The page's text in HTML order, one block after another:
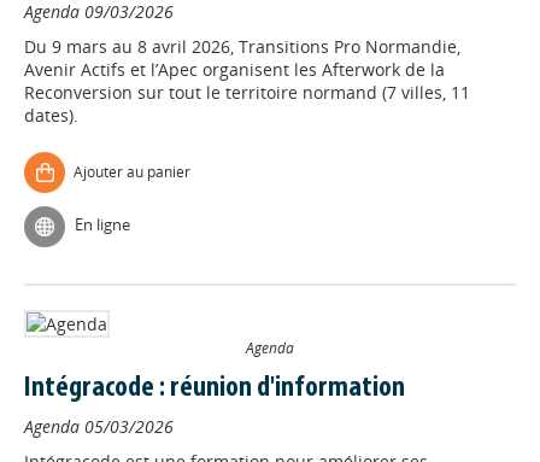
Agenda 09/03/2026
Du 9 mars au 8 avril 2026, Transitions Pro Normandie,
Avenir Actifs et l’Apec organisent les Afterwork de la
Reconversion sur tout le territoire normand (7 villes, 11
dates).
Ajouter au panier
En ligne
Agenda
Intégracode : réunion d'information
Agenda 05/03/2026